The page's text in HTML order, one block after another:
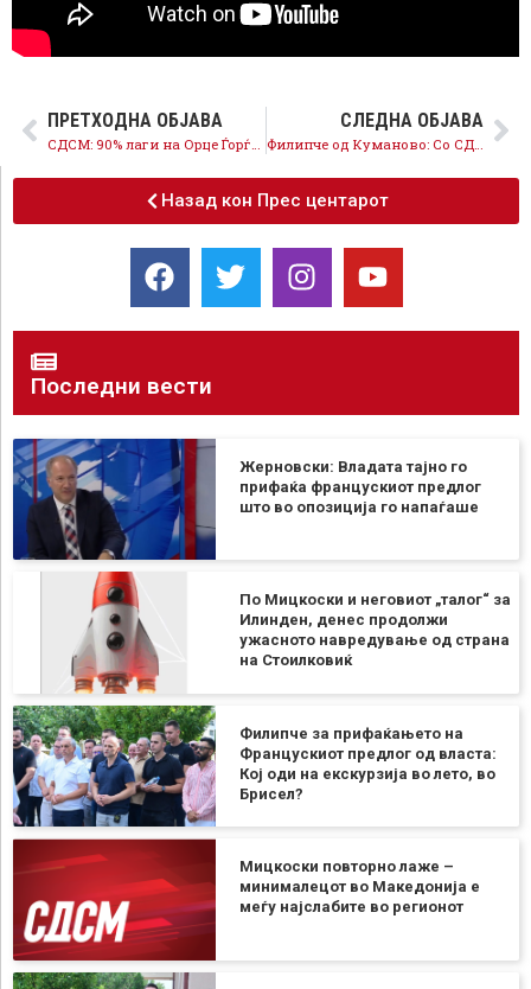
ПРЕТХОДНА ОБЈАВА СЛЕДНА ОБЈАВА
Филипче од Куманово: Со СДСМ и Костовски пазарот ќе се реконструира, нема да се продава
Назад кон Прес центарот
Последни вести
Жерновски: Владата тајно го
прифаќа францускиот предлог
што во опозиција го напаѓаше
По Мицкоски и неговиот „талог“ за
Илинден, денес продолжи
ужасното навредување од страна
на Стоилковиќ
Филипче за прифаќањето на
Францускиот предлог од власта:
Кој оди на екскурзија во лето, во
Брисел?
Мицкоски повторно лаже –
минималецот во Македонија е
меѓу најслабите во регионот